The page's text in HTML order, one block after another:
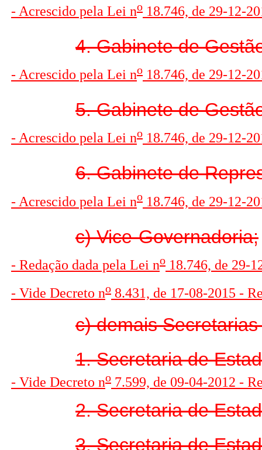
- Acrescido pela Lei no 18.746, de 29-12-
4. Gabinete de
- Acrescido pela Lei no 18.746, de 29-12-
5. Gabinete de
- Acrescido pela Lei no 18.746, de 29-12-
6. Gabinete de
- Acrescido pela Lei no 18.746, de 29-12-
c) Vice-Governadoria;
- Redação dada pela Lei no 18.746, de 29-
- Vide Decreto no 8.431, de 17-08-2015 -
c) demais
1. Secretaria de
- Vide Decreto no 7.599, de 09-04-2012 -
2. Secretaria de
3. Secretaria de